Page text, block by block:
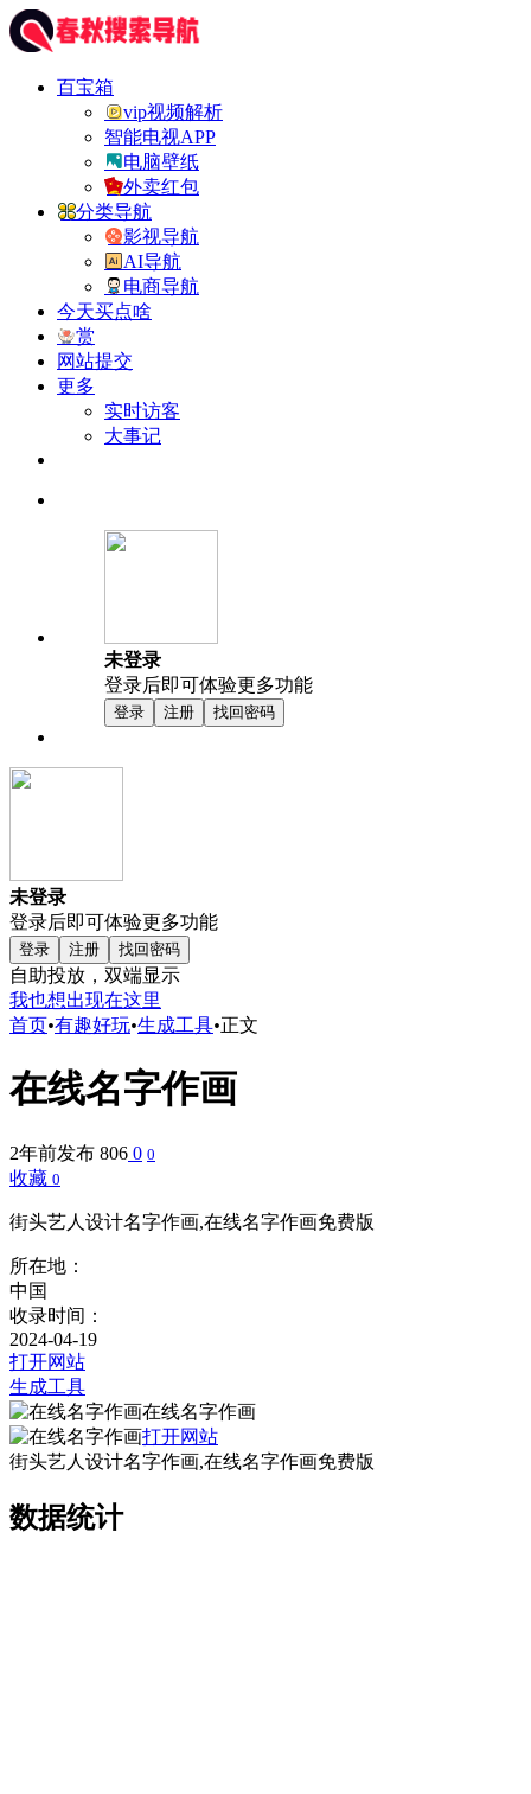
百宝箱
vip视频解析
智能电视APP
电脑壁纸
外卖红包
分类导航
影视导航
AI导航
电商导航
今天买点啥
赏
网站提交
更多
实时访客
大事记
未登录
登录后即可体验更多功能
登录 注册 找回密码
未登录
登录后即可体验更多功能
登录 注册 找回密码
自助投放，双端显示
我也想出现在这里
首页•有趣好玩•生成工具•正文
在线名字作画
2年前发布 806 0 0
收藏 0
街头艺人设计名字作画,在线名字作画免费版
所在地：
中国
收录时间：
2024-04-19
打开网站
生成工具
在线名字作画
打开网站
街头艺人设计名字作画,在线名字作画免费版
数据统计